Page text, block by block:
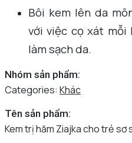
Bôi kem lên da
với việc cọ xát mỗi
làm sạch da.
Nhóm sản phẩm:
Categories: Khác
Tên sản phẩm:
Kem trị hăm Ziajka cho trẻ sơ